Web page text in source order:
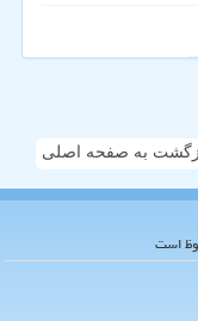
به صفحه اصلی